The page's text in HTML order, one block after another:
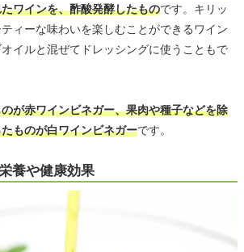
ワインを、酢酸発酵したものです。キリッ
ィーな味わいを楽しむことができるワイン
イルと混ぜてドレッシングに使うこともで
が赤ワインビネガー、果肉や種子などを除
ものが白ワインビネガーです。
養や健康効果